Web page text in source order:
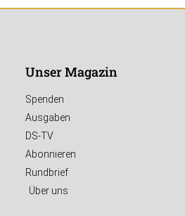
Unser Magazin
Spenden
Ausgaben
DS-TV
Abonnieren
Rundbrief
Über uns